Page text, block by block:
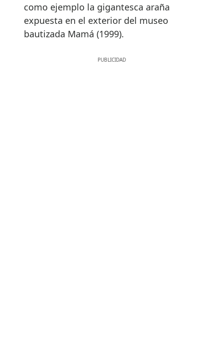
como ejemplo la gigantesca araña
expuesta en el exterior del museo
bautizada Mamá (1999).